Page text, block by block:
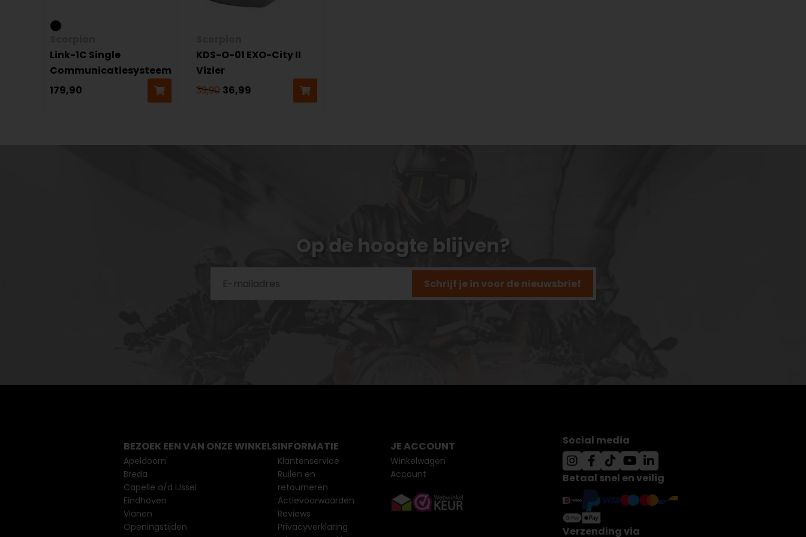
Link-1C Single
Communicatiesysteem
179,90
KDS-O-01 EXO-City II
Vizier
39,90 36,99
Op de hoogte blijven?
Schrijf je in voor de nieuwsbrief
BEZOEK EEN VAN ONZE WINKELS
Apeldoorn
Breda
Capelle a/d IJssel
Eindhoven
Vianen
Openingstijden
INFORMATIE
Klantenservice
Ruilen en
retourneren
Actievoorwaarden
Reviews
Privacyverklaring
JE ACCOUNT
Winkelwagen
Account
Social media
Betaal snel en veilig
Verzending via